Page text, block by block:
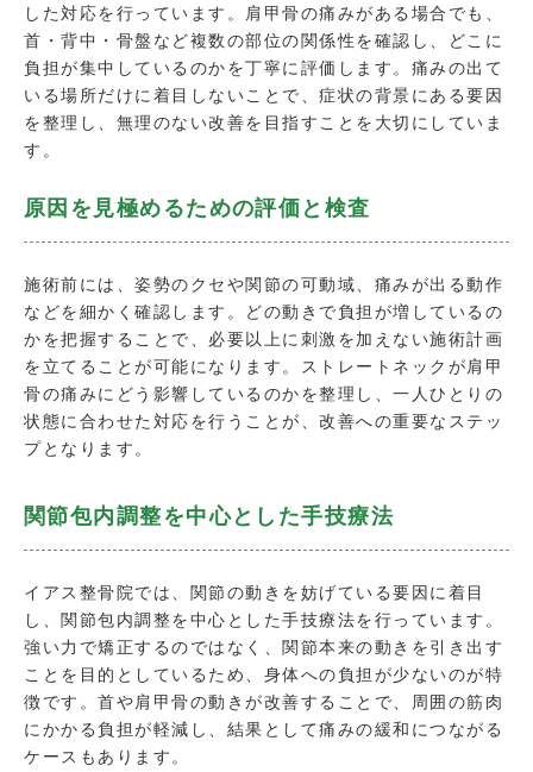
した対応を行っています。肩甲骨の痛みがある場合でも、
首・背中・骨盤など複数の部位の関係性を確認し、どこに
負担が集中しているのかを丁寧に評価します。痛みの出て
いる場所だけに着目しないことで、症状の背景にある要因
を整理し、無理のない改善を目指すことを大切にしていま
す。
原因を見極めるための評価と検査
施術前には、姿勢のクセや関節の可動域、痛みが出る動作
などを細かく確認します。どの動きで負担が増しているの
かを把握することで、必要以上に刺激を加えない施術計画
を立てることが可能になります。ストレートネックが肩甲
骨の痛みにどう影響しているのかを整理し、一人ひとりの
状態に合わせた対応を行うことが、改善への重要なステッ
プとなります。
関節包内調整を中心とした手技療法
イアス整骨院では、関節の動きを妨げている要因に着目
し、関節包内調整を中心とした手技療法を行っています。
強い力で矯正するのではなく、関節本来の動きを引き出す
ことを目的としているため、身体への負担が少ないのが特
徴です。首や肩甲骨の動きが改善することで、周囲の筋肉
にかかる負担が軽減し、結果として痛みの緩和につながる
ケースもあります。